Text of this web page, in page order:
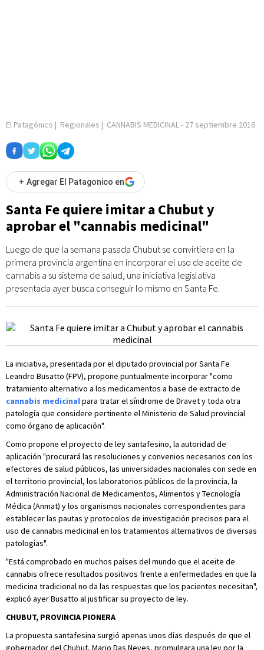
El Patagónico | Regionales | CANNABIS MEDICINAL- 27 septiembre 2016
+ Agregar El Patagonico en
Santa Fe quiere imitar a Chubut y
aprobar el "cannabis medicinal"
Luego de que la semana pasada Chubut se convirtiera en la
primera provincia argentina en incorporar el uso de aceite de
cannabis a su sistema de salud, una iniciativa legislativa
presentada ayer busca conseguir lo mismo en Santa Fe.
La iniciativa, presentada por el diputado provincial por Santa Fe
Leandro Busatto (FPV), propone puntualmente incorporar "como
tratamiento alternativo a los medicamentos a base de extracto de
cannabis medicinalpara tratar el síndrome de Dravet y toda otra
patología que considere pertinente el Ministerio de Salud provincial
como órgano de aplicación".
Como propone el proyecto de ley santafesino, la autoridad de
aplicación "procurará las resoluciones y convenios necesarios con los
efectores de salud públicos, las universidades nacionales con sede en
el territorio provincial, los laboratorios públicos de la provincia, la
Administración Nacional de Medicamentos, Alimentos y Tecnología
Médica (Anmat) y los organismos nacionales correspondientes para
establecer las pautas y protocolos de investigación precisos para el
uso de cannabis medicinal en los tratamientos alternativos de diversas
patologías".
"Está comprobado en muchos países del mundo que el aceite de
cannabis ofrece resultados positivos frente a enfermedades en que la
medicina tradicional no da las respuestas que los pacientes necesitan",
explicó ayer Busatto al justificar su proyecto de ley.
CHUBUT, PROVINCIA PIONERA
La propuesta santafesina surgió apenas unos días después de que el
gobernador del Chubut, Mario Das Neves, promulgara una ley por la